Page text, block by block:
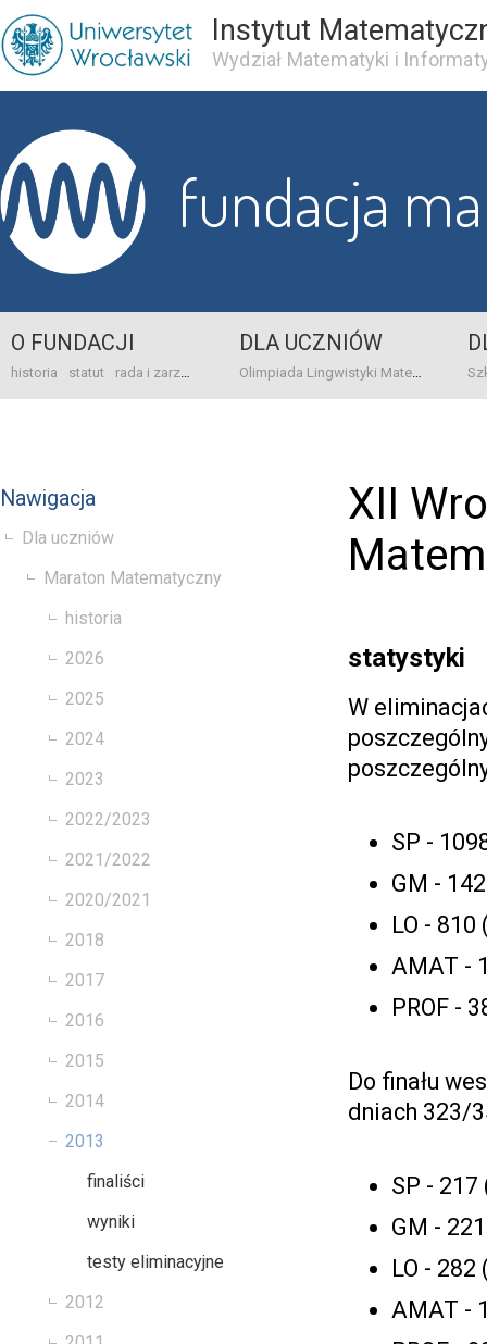
Instytut
Wydział Matematyki i
fundacja
O FUNDACJI
historia statut rada i zarząd dane bankowo-adresowe kontakt
DLA UCZNIÓW
Olimpiada Lingwistyki Matematycznej
Nawigacja
Dla uczniów
Maraton Matematyczny
historia
2026
2025
2024
2023
2022/2023
2021/2022
2020/2021
2018
2017
2016
2015
2014
2013
finaliści
wyniki
testy eliminacyjne
2012
XII
statystyki
W
SP -
GM -
LO -
AMAT -
PROF -
Do finału
dniach 323/
SP -
GM -
LO -
AMAT -